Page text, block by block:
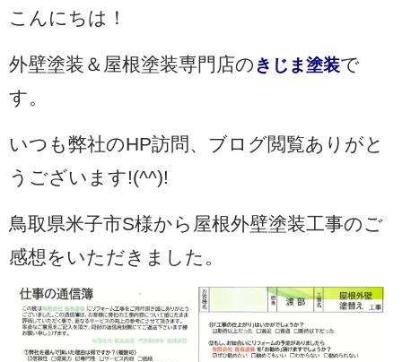
こんにちは！
外壁塗装＆屋根塗装専門店の きじま塗装で
す。
いつも弊社のHP訪問、ブログ閲覧ありがと
うございます!(^^)!
鳥取県米子市S様から屋根外壁塗装工事のご
感想をいただきました。